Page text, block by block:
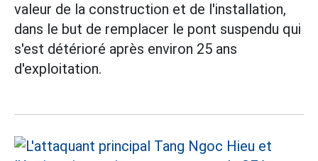
valeur de la construction et de l'installation,
dans le but de remplacer le pont suspendu qui
s'est détérioré après environ 25 ans
d'exploitation.